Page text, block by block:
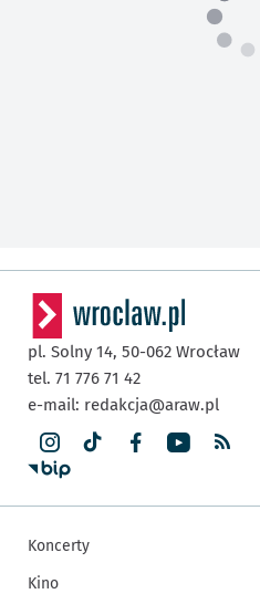
pl. Solny 14, 50-062 Wrocław
tel. 71 776 71 42
e-mail: redakcja@araw.pl
Koncerty
Kino